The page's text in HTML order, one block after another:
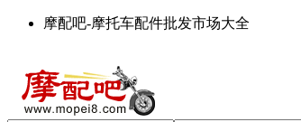
摩配吧-摩托车配件批发市场大全